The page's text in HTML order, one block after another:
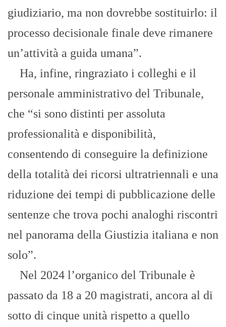
giudiziario, ma non dovrebbe sostituirlo: il
processo decisionale finale deve rimanere
un’attività a guida umana”.
Ha, infine, ringraziato i colleghi e il
personale amministrativo del Tribunale,
che “si sono distinti per assoluta
professionalità e disponibilità,
consentendo di conseguire la definizione
della totalità dei ricorsi ultratriennali e una
riduzione dei tempi di pubblicazione delle
sentenze che trova pochi analoghi riscontri
nel panorama della Giustizia italiana e non
solo”.
Nel 2024 l’organico del Tribunale è
passato da 18 a 20 magistrati, ancora al di
sotto di cinque unità rispetto a quello